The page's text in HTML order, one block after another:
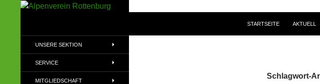
STARTSEITE AKTUELL
Schlagwort-
Alpenvereins (DAV) e.V
UNSERE SEKTION
SERVICE
MITGLIEDSCHAFT